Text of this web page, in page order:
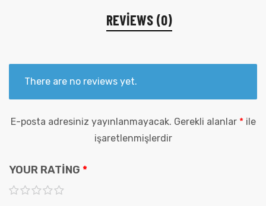
REVIEWS (0)
There are no reviews yet.
E-posta adresiniz yayınlanmayacak. Gerekli alanlar *ile
işaretlenmişlerdir
YOUR RATING *
1 2 3 4 5